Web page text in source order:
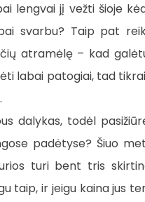
lengvai jį vežti šioje
svarbu? Taip pat
atramėlę – kad
labai patogiai, tad
dalykas, todėl
padėtyse? Šiuo
turi bent tris
taip, ir jeigu kaina jus